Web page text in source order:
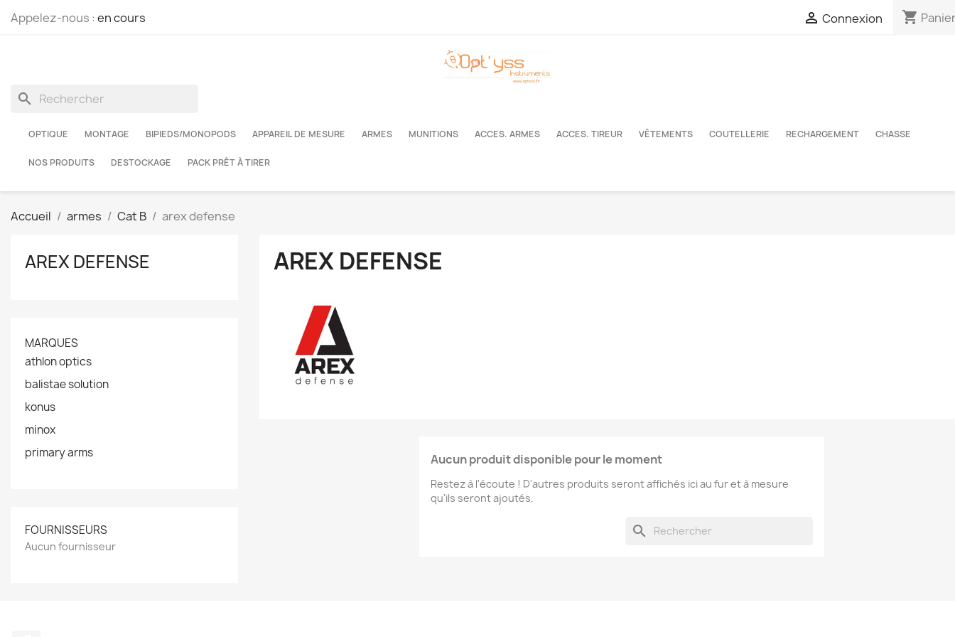
Appelez-nous :en cours  Connexion shopping_cart
search
OPTIQUE MONTAGE BIPIEDS/MONOPODS APPAREIL DE MESURE ARMES MUNITIONS ACCES. ARMES ACCES. TIREUR VÊTEMENTS COUTELLERIE RECHARGEMENT CHASSE
NOS PRODUITS DESTOCKAGE PACK PRÊT À TIRER
Accueil armes Cat B arex defense
AREX DEFENSE
MARQUES
athlon optics
balistae solution
konus
minox
primary arms
FOURNISSEURS
Aucun fournisseur
AREX DEFENSE
Aucun produit disponible pour le moment
Restez à l'écoute ! D'autres produits seront affichés ici au fur et à mesure
qu'ils seront ajoutés.
search